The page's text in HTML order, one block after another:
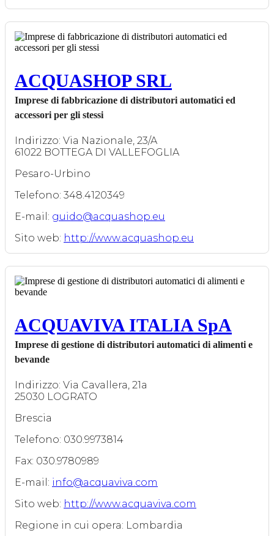
ACQUASHOP SRL
Imprese di fabbricazione di distributori automatici ed
accessori per gli stessi
Indirizzo: Via Nazionale, 23/A
61022 BOTTEGA DI VALLEFOGLIA
Pesaro-Urbino
Telefono: 348.4120349
E-mail: guido@acquashop.eu
Sito web: http://www.acquashop.eu
ACQUAVIVA ITALIA SpA
Imprese di gestione di distributori automatici di alimenti e
bevande
Indirizzo: Via Cavallera, 21a
25030 LOGRATO
Brescia
Telefono: 030.9973814
Fax: 030.9780989
E-mail: info@acquaviva.com
Sito web: http://www.acquaviva.com
Regione in cui opera: Lombardia